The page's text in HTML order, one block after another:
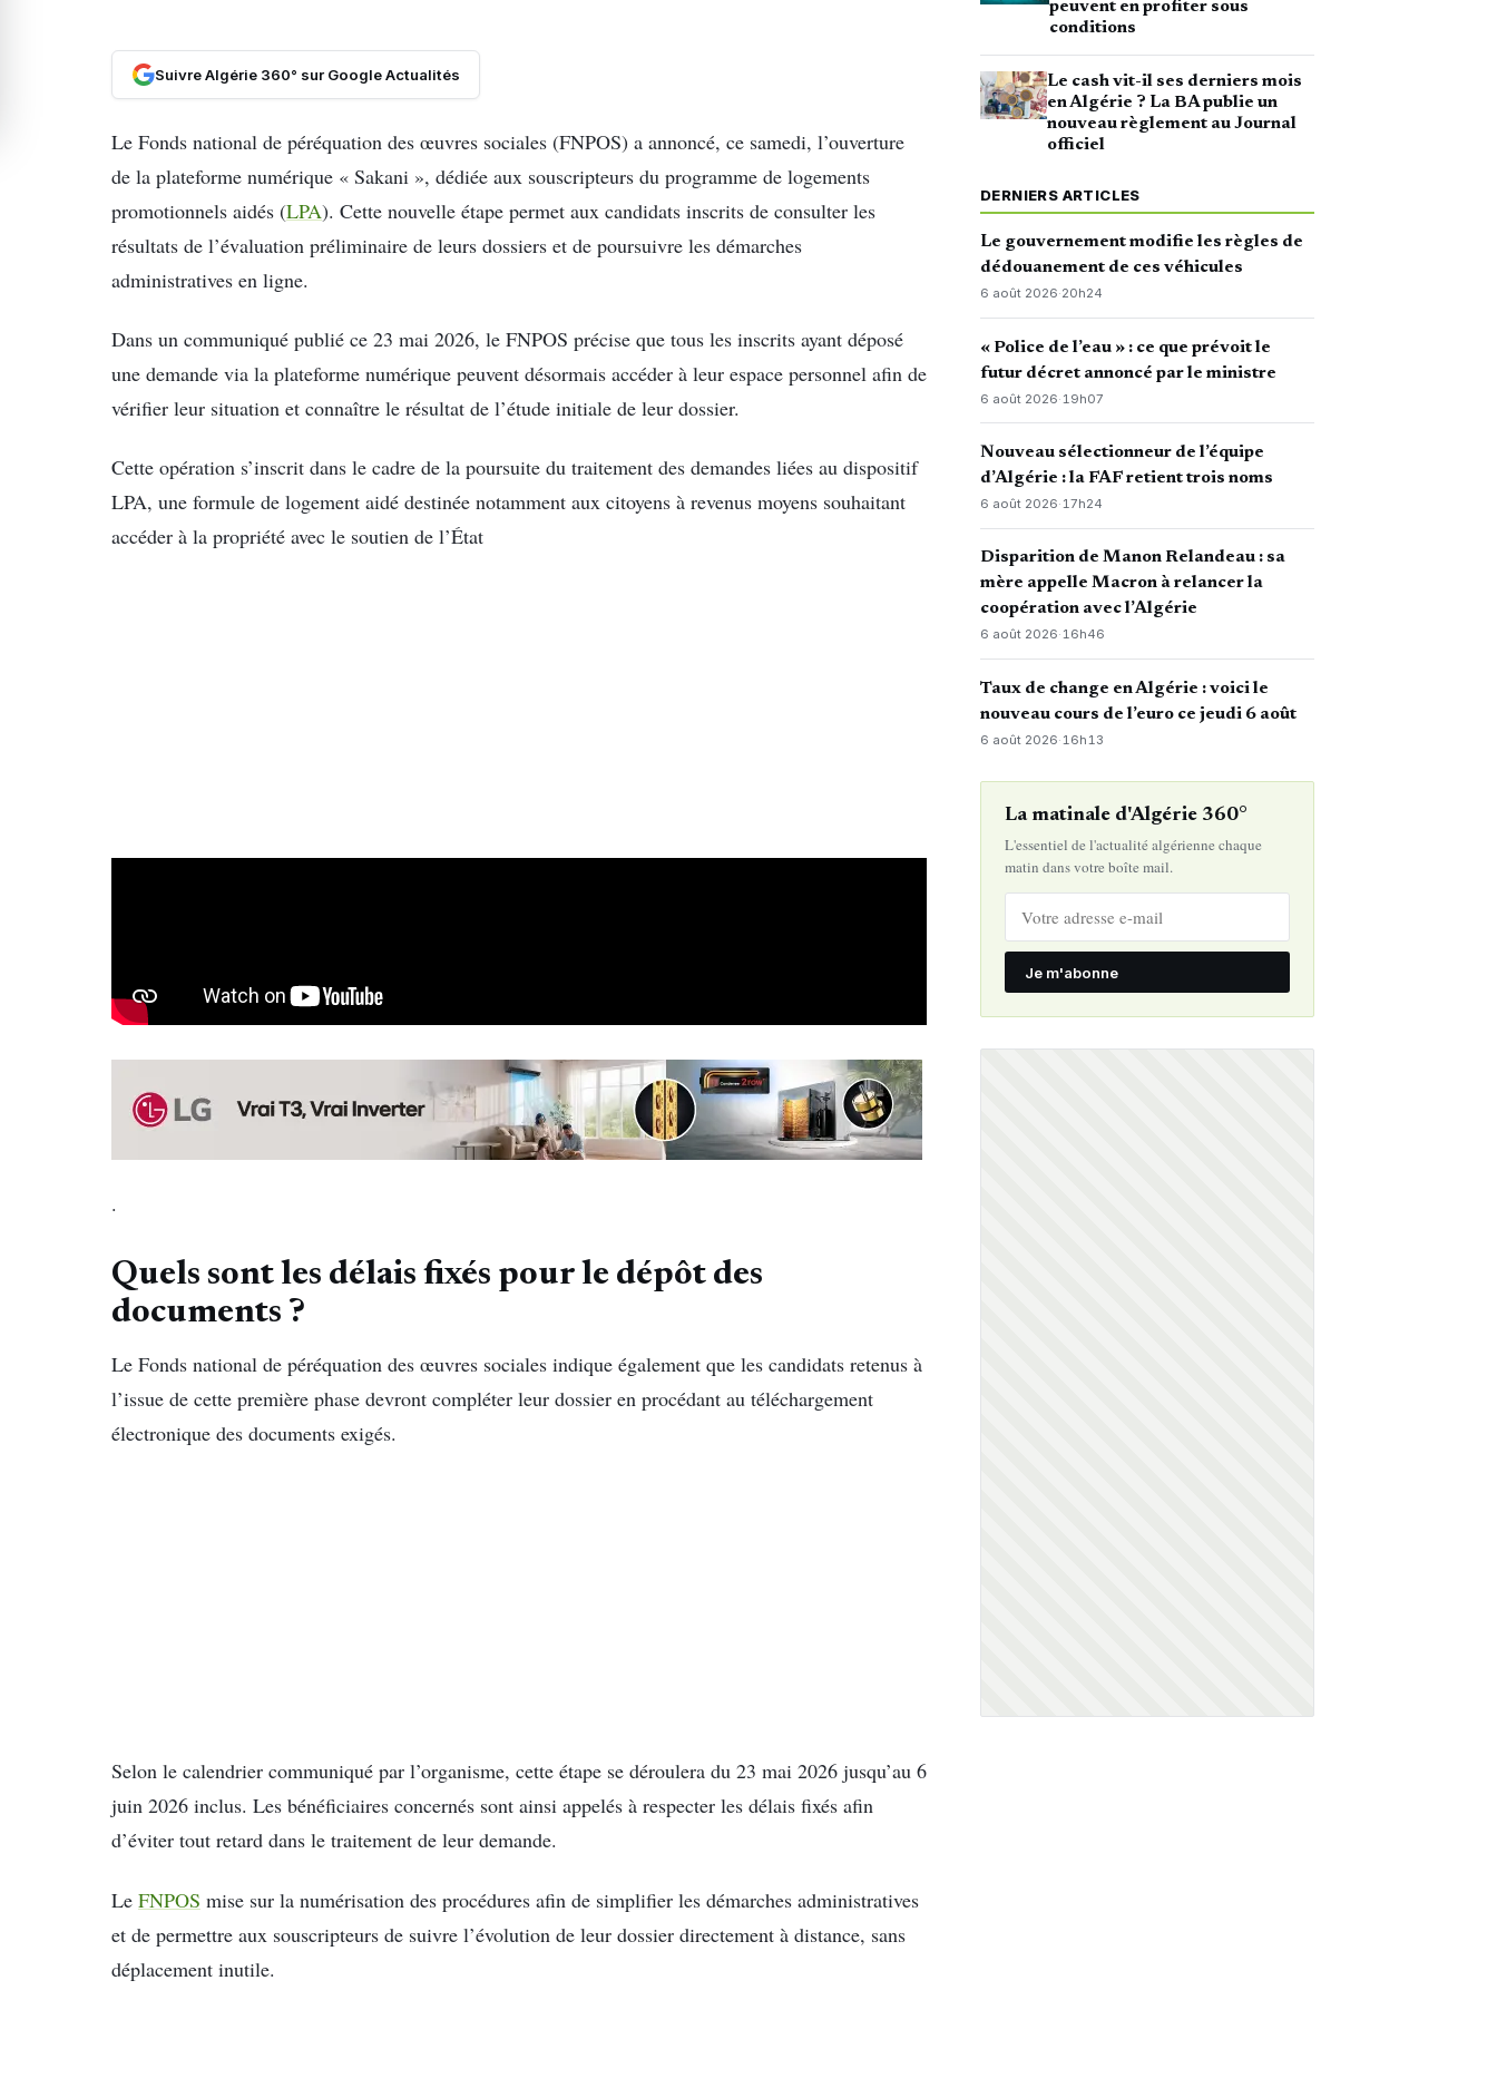
Suivre Algérie 360° sur Google Actualités
Le Fonds national de péréquation des œuvres sociales (FNPOS) a annoncé, ce samedi, l’ouverture
de la plateforme numérique « Sakani », dédiée aux souscripteurs du programme de logements
promotionnels aidés (LPA). Cette nouvelle étape permet aux candidats inscrits de consulter les
résultats de l’évaluation préliminaire de leurs dossiers et de poursuivre les démarches
administratives en ligne.
Dans un communiqué publié ce 23 mai 2026, le FNPOS précise que tous les inscrits ayant déposé
une demande via la plateforme numérique peuvent désormais accéder à leur espace personnel afin de
vérifier leur situation et connaître le résultat de l’étude initiale de leur dossier.
Cette opération s’inscrit dans le cadre de la poursuite du traitement des demandes liées au dispositif
LPA, une formule de logement aidé destinée notamment aux citoyens à revenus moyens souhaitant
accéder à la propriété avec le soutien de l’État
.
Quels sont les délais fixés pour le dépôt des
documents ?
Le Fonds national de péréquation des œuvres sociales indique également que les candidats retenus à
l’issue de cette première phase devront compléter leur dossier en procédant au téléchargement
électronique des documents exigés.
Selon le calendrier communiqué par l’organisme, cette étape se déroulera du 23 mai 2026 jusqu’au 6
juin 2026 inclus. Les bénéficiaires concernés sont ainsi appelés à respecter les délais fixés afin
d’éviter tout retard dans le traitement de leur demande.
Le FNPOS mise sur la numérisation des procédures afin de simplifier les démarches administratives
et de permettre aux souscripteurs de suivre l’évolution de leur dossier directement à distance, sans
déplacement inutile.
peuvent en profiter sous
conditions
Le cash vit-il ses derniers mois
en Algérie ? La BA publie un
nouveau règlement au Journal
officiel
DERNIERS ARTICLES
Le gouvernement modifie les règles de
dédouanement de ces véhicules
6 août 2026·20h24
« Police de l’eau » : ce que prévoit le
futur décret annoncé par le ministre
6 août 2026· 19h07
Nouveau sélectionneur de l’équipe
d’Algérie : la FAF retient trois noms
6 août 2026·17h24
Disparition de Manon Relandeau : sa
mère appelle Macron à relancer la
coopération avec l’Algérie
6 août 2026·16h46
Taux de change en Algérie : voici le
nouveau cours de l’euro ce jeudi 6 août
6 août 2026· 16h13
La matinale d'Algérie 360°
L'essentiel de l'actualité algérienne chaque
matin dans votre boîte mail.
Je m'abonne